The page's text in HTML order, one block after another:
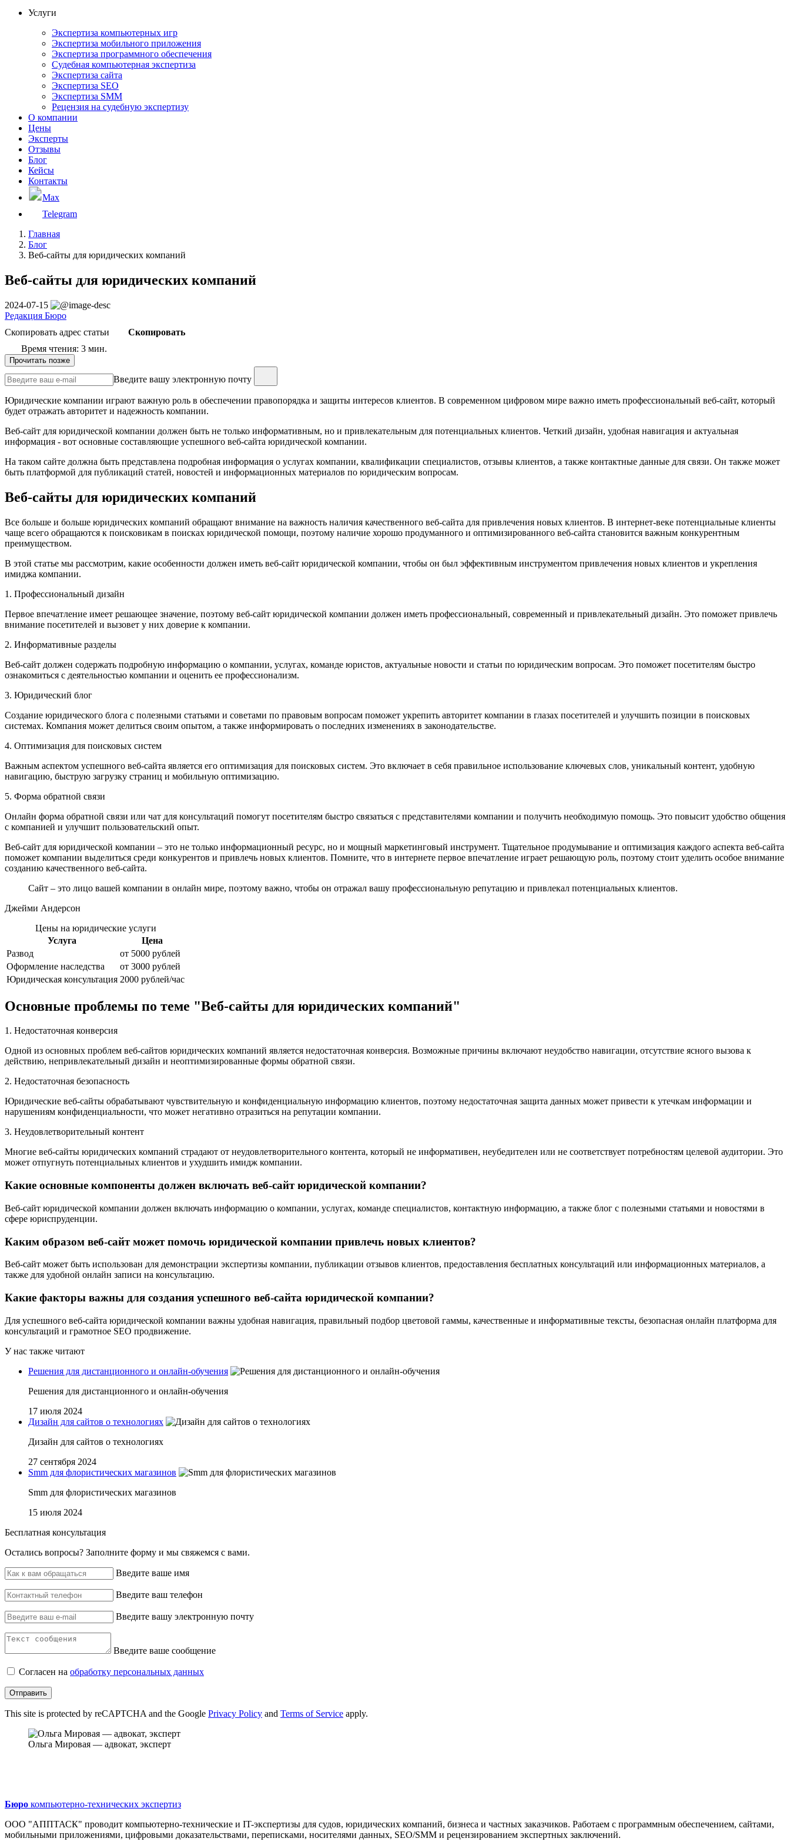
Услуги
Экспертиза компьютерных игр
Экспертиза мобильного приложения
Экспертиза программного обеспечения
Судебная компьютерная экспертиза
Экспертиза сайта
Экспертиза SEO
Экспертиза SMM
Рецензия на судебную экспертизу
О компании
Цены
Эксперты
Отзывы
Блог
Кейсы
Контакты
Max
Telegram
Главная
Блог
Веб-сайты для юридических компаний
Веб-сайты для юридических компаний
2024-07-15
Редакция Бюро
Скопировать адрес статьи
Скопировать
Время чтения: 3 мин.
Прочитать позже
Введите вашу электронную почту
Юридические компании играют важную роль в обеспечении правопорядка и защиты интересов клиентов. В современном цифровом мире важно иметь профессиональный веб-сайт, который
будет отражать авторитет и надежность компании.
Веб-сайт для юридической компании должен быть не только информативным, но и привлекательным для потенциальных клиентов. Четкий дизайн, удобная навигация и актуальная
информация - вот основные составляющие успешного веб-сайта юридической компании.
На таком сайте должна быть представлена подробная информация о услугах компании, квалификации специалистов, отзывы клиентов, а также контактные данные для связи. Он также может
быть платформой для публикаций статей, новостей и информационных материалов по юридическим вопросам.
Веб-сайты для юридических компаний
Все больше и больше юридических компаний обращают внимание на важность наличия качественного веб-сайта для привлечения новых клиентов. В интернет-веке потенциальные клиенты
чаще всего обращаются к поисковикам в поисках юридической помощи, поэтому наличие хорошо продуманного и оптимизированного веб-сайта становится важным конкурентным
преимуществом.
В этой статье мы рассмотрим, какие особенности должен иметь веб-сайт юридической компании, чтобы он был эффективным инструментом привлечения новых клиентов и укрепления
имиджа компании.
1. Профессиональный дизайн
Первое впечатление имеет решающее значение, поэтому веб-сайт юридической компании должен иметь профессиональный, современный и привлекательный дизайн. Это поможет привлечь
внимание посетителей и вызовет у них доверие к компании.
2. Информативные разделы
Веб-сайт должен содержать подробную информацию о компании, услугах, команде юристов, актуальные новости и статьи по юридическим вопросам. Это поможет посетителям быстро
ознакомиться с деятельностью компании и оценить ее профессионализм.
3. Юридический блог
Создание юридического блога с полезными статьями и советами по правовым вопросам поможет укрепить авторитет компании в глазах посетителей и улучшить позиции в поисковых
системах. Компания может делиться своим опытом, а также информировать о последних изменениях в законодательстве.
4. Оптимизация для поисковых систем
Важным аспектом успешного веб-сайта является его оптимизация для поисковых систем. Это включает в себя правильное использование ключевых слов, уникальный контент, удобную
навигацию, быструю загрузку страниц и мобильную оптимизацию.
5. Форма обратной связи
Онлайн форма обратной связи или чат для консультаций помогут посетителям быстро связаться с представителями компании и получить необходимую помощь. Это повысит удобство общения
с компанией и улучшит пользовательский опыт.
Веб-сайт для юридической компании – это не только информационный ресурс, но и мощный маркетинговый инструмент. Тщательное продумывание и оптимизация каждого аспекта веб-сайта
поможет компании выделиться среди конкурентов и привлечь новых клиентов. Помните, что в интернете первое впечатление играет решающую роль, поэтому стоит уделить особое внимание
созданию качественного веб-сайта.
Сайт – это лицо вашей компании в онлайн мире, поэтому важно, чтобы он отражал вашу профессиональную репутацию и привлекал потенциальных клиентов.
Джейми Андерсон
Цены на юридические услуги
Услуга
Цена
Развод
от 5000 рублей
Оформление наследства
от 3000 рублей
Юридическая консультация 2000 рублей/час
Основные проблемы по теме "Веб-сайты для юридических компаний"
1. Недостаточная конверсия
Одной из основных проблем веб-сайтов юридических компаний является недостаточная конверсия. Возможные причины включают неудобство навигации, отсутствие ясного вызова к
действию, непривлекательный дизайн и неоптимизированные формы обратной связи.
2. Недостаточная безопасность
Юридические веб-сайты обрабатывают чувствительную и конфиденциальную информацию клиентов, поэтому недостаточная защита данных может привести к утечкам информации и
нарушениям конфиденциальности, что может негативно отразиться на репутации компании.
3. Неудовлетворительный контент
Многие веб-сайты юридических компаний страдают от неудовлетворительного контента, который не информативен, неубедителен или не соответствует потребностям целевой аудитории. Это
может отпугнуть потенциальных клиентов и ухудшить имидж компании.
Какие основные компоненты должен включать веб-сайт юридической компании?
Веб-сайт юридической компании должен включать информацию о компании, услугах, команде специалистов, контактную информацию, а также блог с полезными статьями и новостями в
сфере юриспруденции.
Каким образом веб-сайт может помочь юридической компании привлечь новых клиентов?
Веб-сайт может быть использован для демонстрации экспертизы компании, публикации отзывов клиентов, предоставления бесплатных консультаций или информационных материалов, а
также для удобной онлайн записи на консультацию.
Какие факторы важны для создания успешного веб-сайта юридической компании?
Для успешного веб-сайта юридической компании важны удобная навигация, правильный подбор цветовой гаммы, качественные и информативные тексты, безопасная онлайн платформа для
консультаций и грамотное SEO продвижение.
У нас также читают
Решения для дистанционного и онлайн-обучения
Решения для дистанционного и онлайн-обучения
17 июля 2024
Дизайн для сайтов о технологиях
Дизайн для сайтов о технологиях
27 сентября 2024
Smm для флористических магазинов
Smm для флористических магазинов
15 июля 2024
Бесплатная консультация
Остались вопросы? ‌Заполните форму и мы свяжемся с вами.
Введите ваше имя
Введите ваш телефон
Введите вашу электронную почту
Введите ваше сообщение
Согласен на обработку персональных данных
Отправить
This site is protected by reCAPTCHA and the Google Privacy Policy and Terms of Service apply.
Ольга Мировая — адвокат, эксперт
Бюро компьютерно-технических экспертиз
ООО "АППТАСК" проводит компьютерно-технические и IT-экспертизы для судов, юридических компаний, бизнеса и частных заказчиков. Работаем с программным обеспечением, сайтами,
мобильными приложениями, цифровыми доказательствами, переписками, носителями данных, SEO/SMM и рецензированием экспертных заключений.